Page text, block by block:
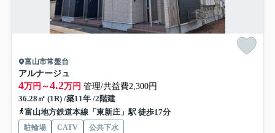
富山市常盤台
アルナージュ
4万円～4.2万円 管理/共益費2,300円
36.28㎡ (1R) /築11年 /2階建
富山地方鉄道本線「東新庄」駅 徒歩17分
駐輪場 CATV 公共下水